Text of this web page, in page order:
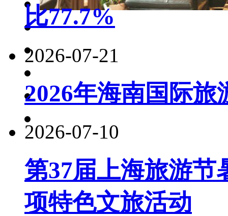
比77.7%
2026-07-21
2026年海南国际旅
2026-07-10
第37届上海旅游节
项特色文旅活动